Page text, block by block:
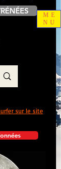
sur le site
ME
NU